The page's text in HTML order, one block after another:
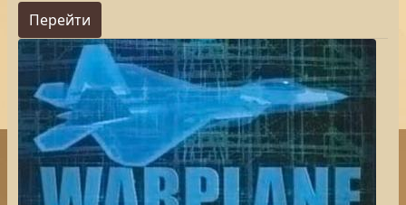
Перейти